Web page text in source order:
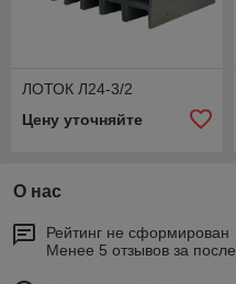
ЛОТОК Л24-3/2
Цену уточняйте
О нас
Рейтинг не сформирован
Менее 5 отзывов за